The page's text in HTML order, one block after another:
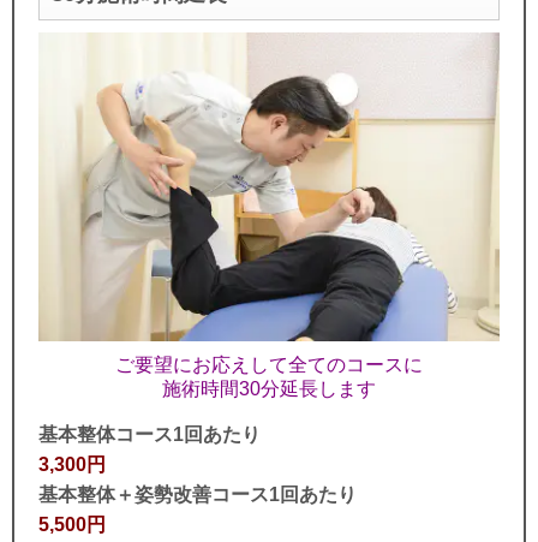
ご要望にお応えして全てのコースに
施術時間30分延長します
基本整体コース1回あたり
3,300円
基本整体＋姿勢改善コース1回あたり
5,500円